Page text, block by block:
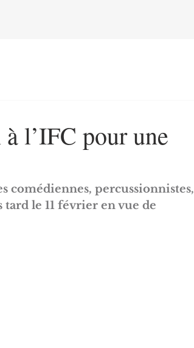
l’IFC pour une
comédiennes, percussionnistes,
tard le 11 février en vue de